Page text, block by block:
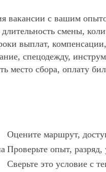
вакансии с вашим
смены,
выплат,
спецодежду,
место сбора, оплату
Оцените маршрут,
Проверьте опыт,
Сверьте это условие с